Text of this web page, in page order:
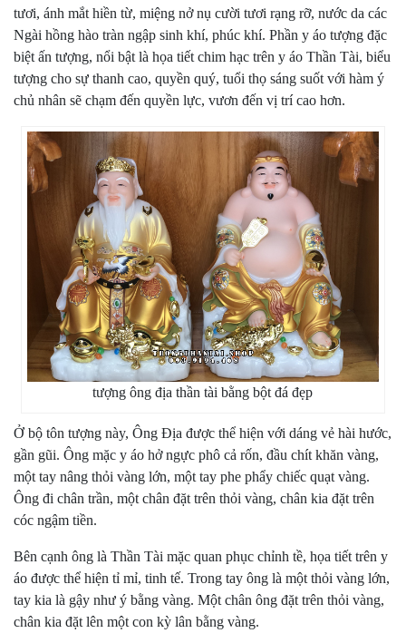
tươi, ánh mắt hiền từ, miệng nở nụ cười tươi rạng rỡ, nước da các
Ngài hồng hào tràn ngập sinh khí, phúc khí. Phần y áo tượng đặc
biệt ấn tượng, nổi bật là họa tiết chim hạc trên y áo Thần Tài, biểu
tượng cho sự thanh cao, quyền quý, tuổi thọ sáng suốt với hàm ý
chủ nhân sẽ chạm đến quyền lực, vươn đến vị trí cao hơn.
tượng ông địa thần tài bằng bột đá đẹp
Ở bộ tôn tượng này, Ông Địa được thể hiện với dáng vẻ hài hước,
gần gũi. Ông mặc y áo hở ngực phô cả rốn, đầu chít khăn vàng,
một tay nâng thỏi vàng lớn, một tay phe phẩy chiếc quạt vàng.
Ông đi chân trần, một chân đặt trên thỏi vàng, chân kia đặt trên
cóc ngậm tiền.
Bên cạnh ông là Thần Tài mặc quan phục chỉnh tề, họa tiết trên y
áo được thể hiện tỉ mỉ, tinh tế. Trong tay ông là một thỏi vàng lớn,
tay kia là gậy như ý bằng vàng. Một chân ông đặt trên thỏi vàng,
chân kia đặt lên một con kỳ lân bằng vàng.